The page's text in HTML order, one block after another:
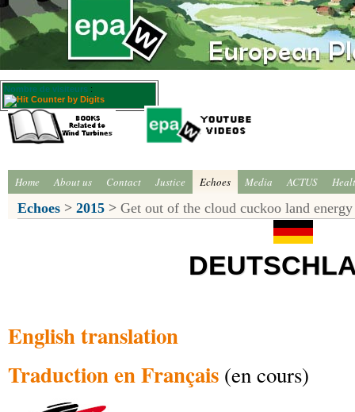
Nombre de visiteurs :
Home About us Contact Justice Echoes Media ACTUS
Echoes > 2015 > Get out of the cloud cuckoo land
English translation
Traduction en Français (en cours)